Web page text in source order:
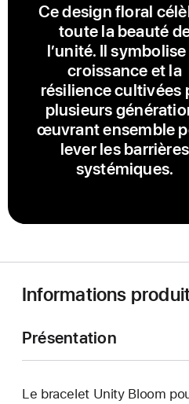
Ce design floral
toute la beauté
l’unité. Il
croissance et la
résilience cultivées
plusieurs
œuvrant ensemble
lever les barrières
systémiques.
Informations
Présentation
Le bracelet Unity Bloom